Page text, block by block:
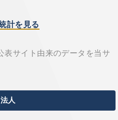
計を見る
サイト由来のデータを当サ
人